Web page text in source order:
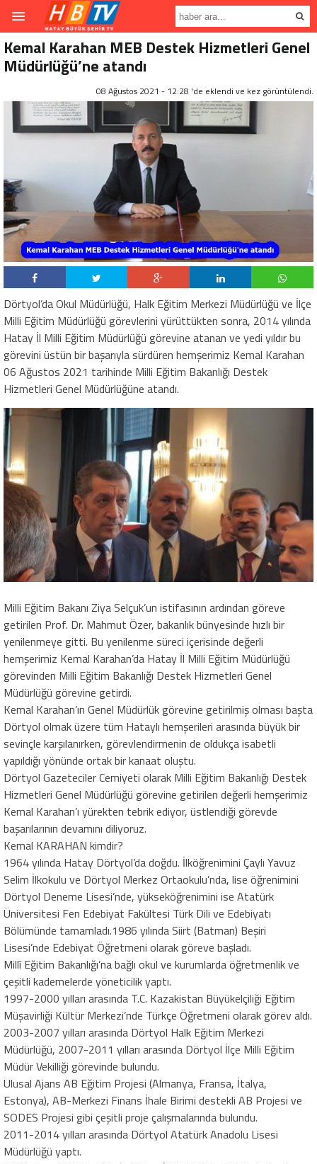
Kemal Karahan MEB Destek Hizmetleri Genel
Müdürlüğü’ne atandı
08 Ağustos 2021 - 12:28 'de eklendi ve kez görüntülendi.
Dörtyol’da Okul Müdürlüğü, Halk Eğitim Merkezi Müdürlüğü ve İlçe
Milli Eğitim Müdürlüğü görevlerini yürüttükten sonra, 2014 yılında
Hatay İl Milli Eğitim Müdürlüğü görevine atanan ve yedi yıldır bu
görevini üstün bir başarıyla sürdüren hemşerimiz Kemal Karahan
06 Ağustos 2021 tarihinde Milli Eğitim Bakanlığı Destek
Hizmetleri Genel Müdürlüğüne atandı.
Milli Eğitim Bakanı Ziya Selçuk’un istifasının ardından göreve
getirilen Prof. Dr. Mahmut Özer, bakanlık bünyesinde hızlı bir
yenilenmeye gitti. Bu yenilenme süreci içerisinde değerli
hemşerimiz Kemal Karahan’da Hatay İl Milli Eğitim Müdürlüğü
görevinden Milli Eğitim Bakanlığı Destek Hizmetleri Genel
Müdürlüğü görevine getirdi.
Kemal Karahan’ın Genel Müdürlük görevine getirilmiş olması başta
Dörtyol olmak üzere tüm Hataylı hemşerileri arasında büyük bir
sevinçle karşılanırken, görevlendirmenin de oldukça isabetli
yapıldığı yönünde ortak bir kanaat oluştu.
Dörtyol Gazeteciler Cemiyeti olarak Milli Eğitim Bakanlığı Destek
Hizmetleri Genel Müdürlüğü görevine getirilen değerli hemşerimiz
Kemal Karahan’ı yürekten tebrik ediyor, üstlendiği görevde
başarılarının devamını diliyoruz.
Kemal KARAHAN kimdir?
1964 yılında Hatay Dörtyol’da doğdu. İlköğrenimini Çaylı Yavuz
Selim İlkokulu ve Dörtyol Merkez Ortaokulu’nda, lise öğrenimini
Dörtyol Deneme Lisesi’nde, yükseköğrenimini ise Atatürk
Üniversitesi Fen Edebiyat Fakültesi Türk Dili ve Edebiyatı
Bölümünde tamamladı.1986 yılında Siirt (Batman) Beşiri
Lisesi’nde Edebiyat Öğretmeni olarak göreve başladı.
Millî Eğitim Bakanlığı’na bağlı okul ve kurumlarda öğretmenlik ve
çeşitli kademelerde yöneticilik yaptı.
1997-2000 yılları arasında T.C. Kazakistan Büyükelçiliği Eğitim
Müşavirliği Kültür Merkezi’nde Türkçe Öğretmeni olarak görev aldı.
2003-2007 yılları arasında Dörtyol Halk Eğitim Merkezi
Müdürlüğü, 2007-2011 yılları arasında Dörtyol İlçe Milli Eğitim
Müdür Vekilliği görevinde bulundu.
Ulusal Ajans AB Eğitim Projesi (Almanya, Fransa, İtalya,
Estonya), AB-Merkezi Finans İhale Birimi destekli AB Projesi ve
SODES Projesi gibi çeşitli proje çalışmalarında bulundu.
2011-2014 yılları arasında Dörtyol Atatürk Anadolu Lisesi
Müdürlüğü yaptı.